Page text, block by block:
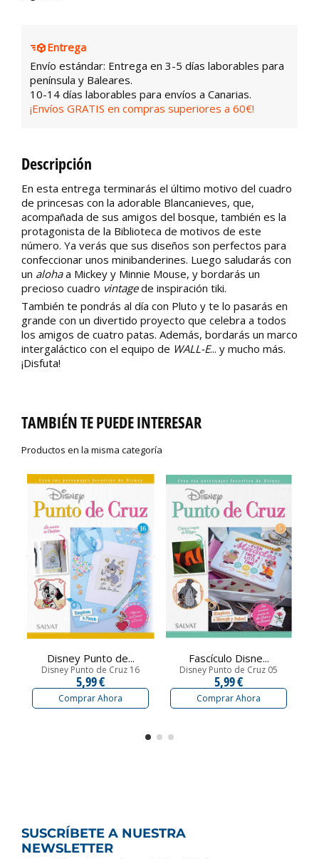
Entrega
Envío estándar: Entrega en 3-5 días laborables para
península y Baleares.
10-14 días laborables para envíos a Canarias.
¡Envíos GRATIS en compras superiores a 60€!
Descripción
En esta entrega terminarás el último motivo del cuadro
de princesas con la adorable Blancanieves, que,
acompañada de sus amigos del bosque, también es la
protagonista de la Biblioteca de motivos de este
número. Ya verás que sus diseños son perfectos para
confeccionar unos minibanderines. Luego saludarás con
un alohaa Mickey y Minnie Mouse, y bordarás un
precioso cuadro vintagede inspiración tiki.
También te pondrás al día con Pluto y te lo pasarás en
grande con un divertido proyecto que celebra a todos
los amigos de cuatro patas. Además, bordarás un marco
intergaláctico con el equipo de WALL-E... y mucho más.
¡Disfuta!
TAMBIÉN TE PUEDE INTERESAR
Productos en la misma categoría
Disney Punto de...
Disney Punto de Cruz 16
5,99 €
Comprar Ahora
Fascículo Disne...
Disney Punto de Cruz 05
5,99 €
Comprar Ahora
SUSCRÍBETE A NUESTRA
NEWSLETTER